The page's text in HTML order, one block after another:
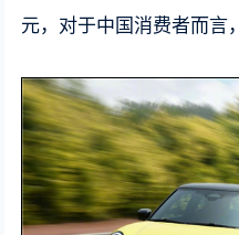
元，对于中国消费者而言